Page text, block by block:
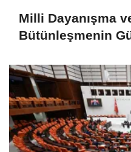
Milli Dayanışma
Bütünleşmenin
Komisyonunda